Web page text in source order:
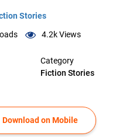
Stories
4.2kViews
Category
Fiction Stories
Download on Mobile